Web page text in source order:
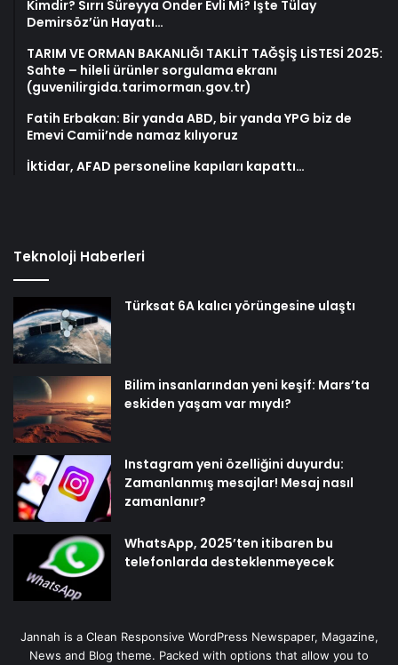
Kimdir? Sırrı Süreyya Önder Evli Mi? İşte Tülay
Demirsöz’ün Hayatı…
TARIM VE ORMAN BAKANLIĞI TAKLİT TAĞŞİŞ LİSTESİ 2025:
Sahte – hileli ürünler sorgulama ekranı
(guvenilirgida.tarimorman.gov.tr)
Fatih Erbakan: Bir yanda ABD, bir yanda YPG biz de
Emevi Camii’nde namaz kılıyoruz
İktidar, AFAD personeline kapıları kapattı…
Teknoloji Haberleri
Türksat 6A kalıcı yörüngesine ulaştı
Bilim insanlarından yeni keşif: Mars’ta
eskiden yaşam var mıydı?
Instagram yeni özelliğini duyurdu:
Zamanlanmış mesajlar! Mesaj nasıl
zamanlanır?
WhatsApp, 2025’ten itibaren bu
telefonlarda desteklenmeyecek
Jannah is a Clean Responsive WordPress Newspaper, Magazine,
News and Blog theme. Packed with options that allow you to